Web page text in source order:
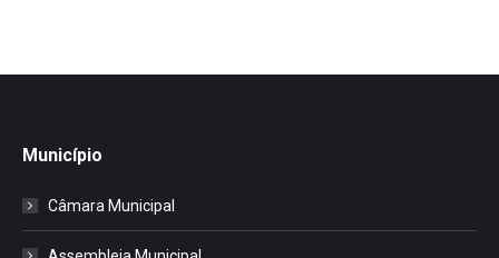
Município
Câmara Municipal